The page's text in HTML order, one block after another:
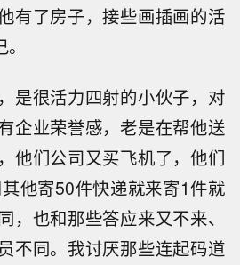
有了房子，接些画插画的活
是很活力四射的小伙子，对
企业荣誉感，老是在帮他送
他们公司又买飞机了，他们
他寄50件快递就来寄1件就
，也和那些答应来又不来、
不同。我讨厌那些连起码道